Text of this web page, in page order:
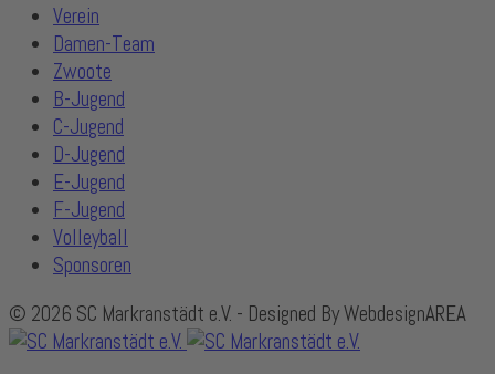
Verein
Damen-Team
Zwoote
B-Jugend
C-Jugend
D-Jugend
E-Jugend
F-Jugend
Volleyball
Sponsoren
© 2026 SC Markranstädt e.V. - Designed By WebdesignAREA